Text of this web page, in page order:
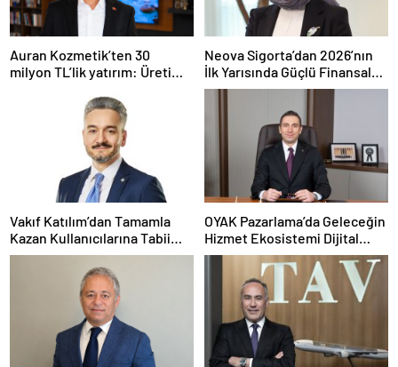
Auran Kozmetik’ten 30
milyon TL’lik yatırım: Üretim
Neova Sigorta’dan 2026’nın
İlk Yarısında Güçlü Finansal
Performans
Vakıf Katılım’dan Tamamla
Kazan Kullanıcılarına Tabii
Premium Fırsatı
OYAK Pazarlama’da Geleceğin
Hizmet Ekosistemi Dijital
Dönüşümle Şekilleniyor